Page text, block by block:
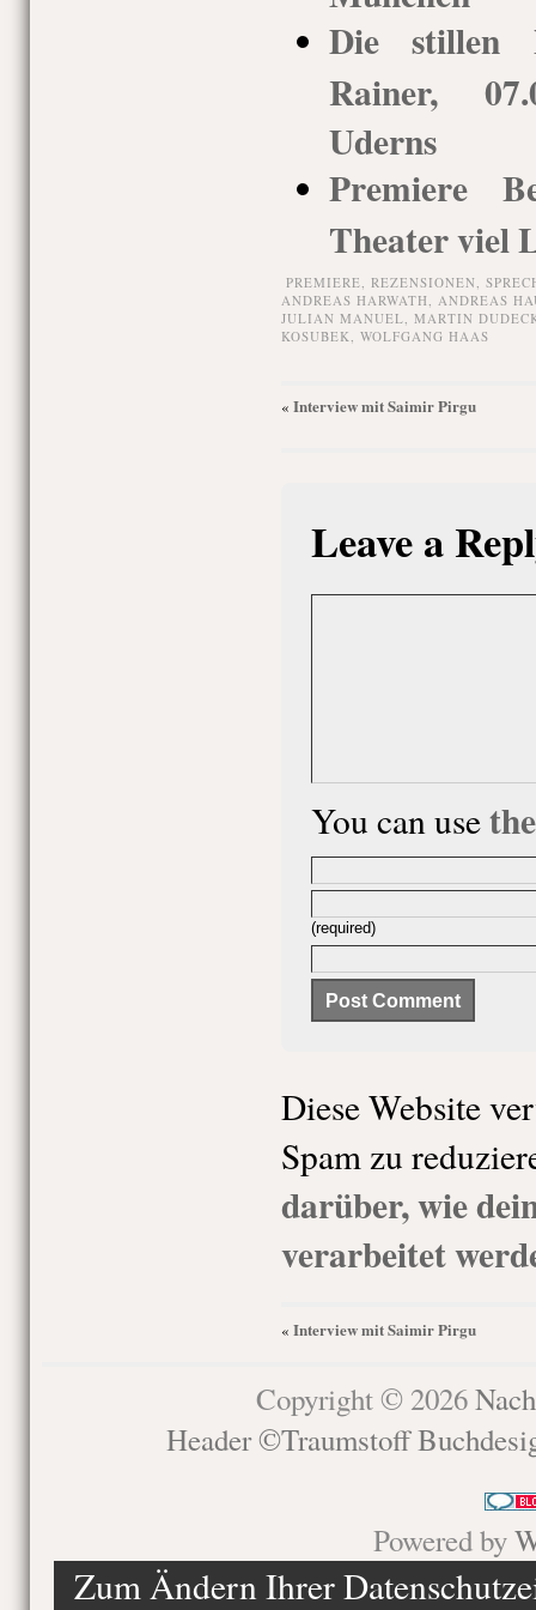
Die stillen
Rainer,
Uderns
Premiere
Theater viel
PREMIERE, REZENSIONEN,
ANDREAS HARWATH, ANDREAS
JULIAN MANUEL, MARTIN
KOSUBEK, WOLFGANG HAAS
« Interview mit Saimir Pirgu
Leave a
You can use
(required)
Diese Website
Spam zu
darüber, wie
verarbeitet
« Interview mit Saimir Pirgu
Copyright © 2026
Header ©Traumstoff
Powered by
Zum Ändern Ihrer